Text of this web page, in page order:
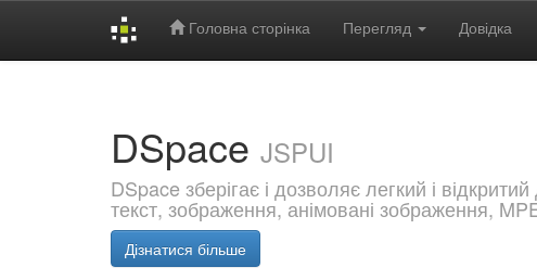
Головна сторінка Перегляд Довідка
DSpace JSPUI
DSpace зберігає і дозволяє легкий і
текст, зображення, анімовані зображення,
Дізнатися більше